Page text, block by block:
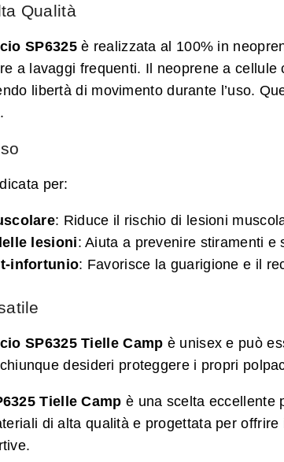
Qualità
SP6325è realizzata al 100% in
a lavaggi frequenti. Il neoprene a
libertà di movimento durante l’uso.
per:
: Riduce il rischio di lesioni
lesioni: Aiuta a prevenire stiramenti e
infortunio: Favorisce la guarigione e il
SP6325 Tielle Camp è unisex e può
desideri proteggere i propri
Tielle Camp è una scelta eccellente
di alta qualità e progettata per